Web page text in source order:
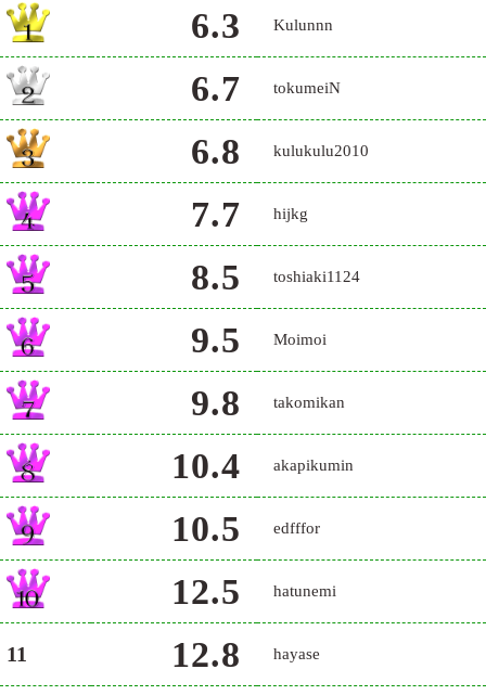
6.3 Kulunnn
6.7 tokumeiN
6.8 kulukulu2010
7.7 hijkg
8.5 toshiaki1124
9.5 Moimoi
9.8 takomikan
10.4 akapikumin
10.5 edfffor
12.5 hatunemi
11 12.8 hayase